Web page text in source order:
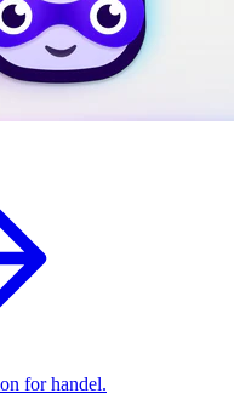
for handel.